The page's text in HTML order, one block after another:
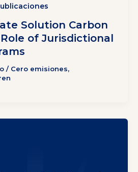
Solution Carbon
of Jurisdictional
/ Cero emisiones,